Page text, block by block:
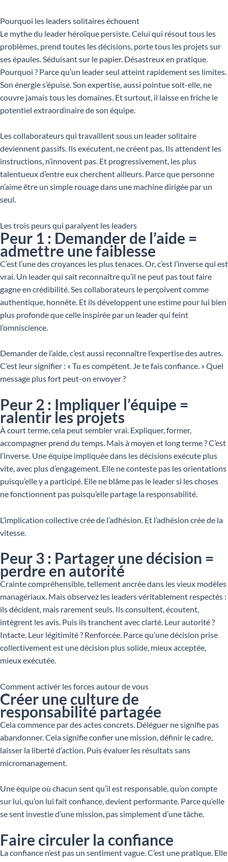
Pourquoi les leaders solitaires échouent
Le mythe du leader héroïque persiste. Celui qui résout tous les
problèmes, prend toutes les décisions, porte tous les projets sur
ses épaules. Séduisant sur le papier. Désastreux en pratique.
Pourquoi ? Parce qu’un leader seul atteint rapidement ses limites.
Son énergie s’épuise. Son expertise, aussi pointue soit-elle, ne
couvre jamais tous les domaines. Et surtout, il laisse en friche le
potentiel extraordinaire de son équipe.
Les collaborateurs qui travaillent sous un leader solitaire
deviennent passifs. Ils exécutent, ne créent pas. Ils attendent les
instructions, n’innovent pas. Et progressivement, les plus
talentueux d’entre eux cherchent ailleurs. Parce que personne
n’aime être un simple rouage dans une machine dirigée par un
seul.
Les trois peurs qui paralyent les leaders
Peur 1 : Demander de l’aide =
admettre une faiblesse
C’est l’une des croyances les plus tenaces. Or, c’est l’inverse qui est
vrai. Un leader qui sait reconnaître qu’il ne peut pas tout faire
gagne en crédibilité. Ses collaborateurs le perçoivent comme
authentique, honnête. Et ils développent une estime pour lui bien
plus profonde que celle inspirée par un leader qui feint
l’omniscience.
Demander de l’aide, c’est aussi reconnaître l’expertise des autres.
C’est leur signifier : « Tu es compétent. Je te fais confiance. » Quel
message plus fort peut-on envoyer ?
Peur 2 : Impliquer l’équipe =
ralentir les projets
À court terme, cela peut sembler vrai. Expliquer, former,
accompagner prend du temps. Mais à moyen et long terme ? C’est
l’inverse. Une équipe impliquée dans les décisions exécute plus
vite, avec plus d’engagement. Elle ne conteste pas les orientations
puisqu’elle y a participé. Elle ne blâme pas le leader si les choses
ne fonctionnent pas puisqu’elle partage la responsabilité.
L’implication collective crée de l’adhésion. Et l’adhésion crée de la
vitesse.
Peur 3 : Partager une décision =
perdre en autorité
Crainte compréhensible, tellement ancrée dans les vieux modèles
managériaux. Mais observez les leaders véritablement respectés :
ils décident, mais rarement seuls. Ils consultent, écoutent,
intègrent les avis. Puis ils tranchent avec clarté. Leur autorité ?
Intacte. Leur légitimité ? Renforcée. Parce qu’une décision prise
collectivement est une décision plus solide, mieux acceptée,
mieux exécutée.
Comment activér les forces autour de vous
Créer une culture de
responsabilité partagée
Cela commence par des actes concrets. Déléguer ne signifie pas
abandonner. Cela signifie confier une mission, définir le cadre,
laisser la liberté d’action. Puis évaluer les résultats sans
micromanagement.
Une équipe où chacun sent qu’il est responsable, qu’on compte
sur lui, qu’on lui fait confiance, devient performante. Parce qu’elle
se sent investie d’une mission, pas simplement d’une tâche.
Faire circuler la confiance
La confiance n’est pas un sentiment vague. C’est une pratique. Elle